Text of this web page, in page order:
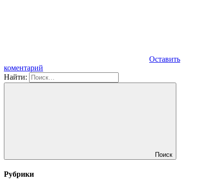
Оставить
коментарий
Найти:
Поиск
Рубрики